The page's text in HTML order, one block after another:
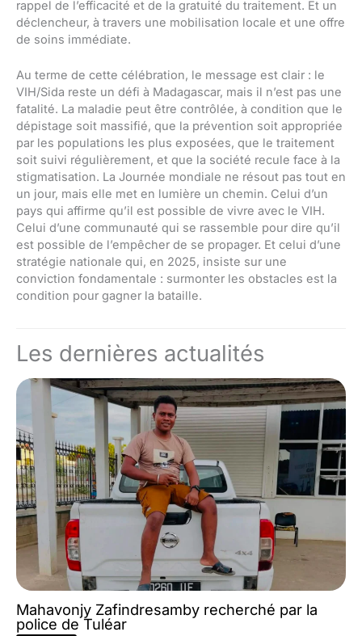
rappel de l’efficacité et de la gratuité du traitement. Et un
déclencheur, à travers une mobilisation locale et une offre
de soins immédiate.
Au terme de cette célébration, le message est clair : le
VIH/Sida reste un défi à Madagascar, mais il n’est pas une
fatalité. La maladie peut être contrôlée, à condition que le
dépistage soit massifié, que la prévention soit appropriée
par les populations les plus exposées, que le traitement
soit suivi régulièrement, et que la société recule face à la
stigmatisation. La Journée mondiale ne résout pas tout en
un jour, mais elle met en lumière un chemin. Celui d’un
pays qui affirme qu’il est possible de vivre avec le VIH.
Celui d’une communauté qui se rassemble pour dire qu’il
est possible de l’empêcher de se propager. Et celui d’une
stratégie nationale qui, en 2025, insiste sur une
conviction fondamentale : surmonter les obstacles est la
condition pour gagner la bataille.
Les dernières actualités
Mahavonjy Zafindresamby recherché par la
police de Tuléar